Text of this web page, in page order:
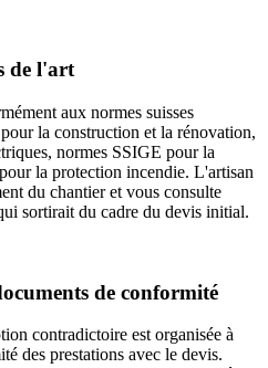
de l'art
aux normes suisses
la construction et la rénovation,
normes SSIGE pour la
la protection incendie. L'artisan
du chantier et vous consulte
sortirait du cadre du devis initial.
de conformité
contradictoire est organisée à
des prestations avec le devis.